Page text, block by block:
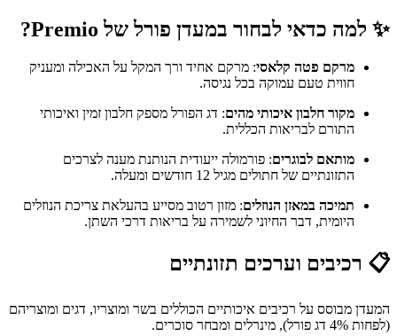
✨ למה כדאי לבחור במעדן פורל של Premio?
מרקם פטה קלאסי: מרקם אחיד ורך המקל על האכילה ומעניק
חווית טעם עמוקה בכל נגיסה.
מקור חלבון איכותי מהים: דג הפורל מספק חלבון זמין ואיכותי
התורם לבריאות הכללית.
מותאם לבוגרים: פורמולה ייעודית הנותנת מענה לצרכים
התזונתיים של חתולים מגיל 12 חודשים ומעלה.
תמיכה במאזן הנוזלים: מזון רטוב מסייע בהעלאת צריכת הנוזלים
היומית, דבר החיוני לשמירה על בריאות דרכי השתן.
📋 רכיבים וערכים תזונתיים
המעדן מבוסס על רכיבים איכותיים הכוללים בשר ומוצריו, דגים ומוצריהם
(לפחות 4% דג פורל), מינרלים ומבחר סוכרים.